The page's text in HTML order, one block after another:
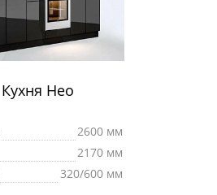
Кухня Нео
2600 мм
2170 мм
320/600 мм